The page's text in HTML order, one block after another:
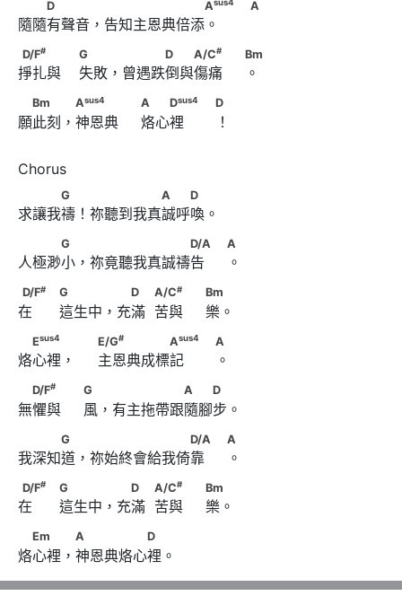
D
Asus4 A
D Asus4 A
隨隨有聲音，告知主恩典倍添。
D/F#
G　　 　　　D
A/C# Bm
D/F# G D A/C# Bm
掙扎與    失敗，曾遇跌倒與傷痛     。
Bm　　 Asus
A
Dsus4 D
Bm Asus4 A Dsus4 D
願此刻，神恩典     烙心裡       ！
G　 　　　　　A　　D
G A D
求讓我禱！祢聽到我真誠呼喚。
G　 　　　　　　　D/A　                              A
G D/A A
人極渺小，祢竟聽我真誠禱告     。
D/F#
G　　　 　D
A/C# Bm
D/F# G D A/C# Bm
在      這生中，充滿  苦與     樂。
Esus4 E/G
Asus4 A
Esus4 E/G# Asus4 A
烙心裡，     主恩典成標記       。
D/F
G　 　　　　　A　　D
D/F# G A D
無懼與     風，有主拖帶跟隨腳步。
G　 　　　　　　　D/A　                              A
G D/A A
我深知道，祢始終會給我倚靠     。
D/F#
G　　　 　D
A/C# Bm
D/F# G D A/C# Bm
在      這生中，充滿  苦與     樂。
Em　　 A　　　　　D
Em A D
烙心裡，神恩典烙心裡。